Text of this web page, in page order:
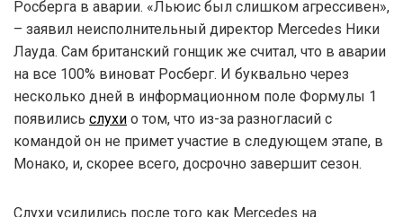
Росберга в аварии. «Льюис был слишком агрессивен»,
– заявил неисполнительный директор Mercedes Ники
Лауда. Сам британский гонщик же считал, что в аварии
на все 100% виноват Росберг. И буквально через
несколько дней в информационном поле Формулы 1
появились слухи о том, что из-за разногласий с
командой он не примет участие в следующем этапе, в
Монако, и, скорее всего, досрочно завершит сезон.
Слухи усилились после того как Mercedes на